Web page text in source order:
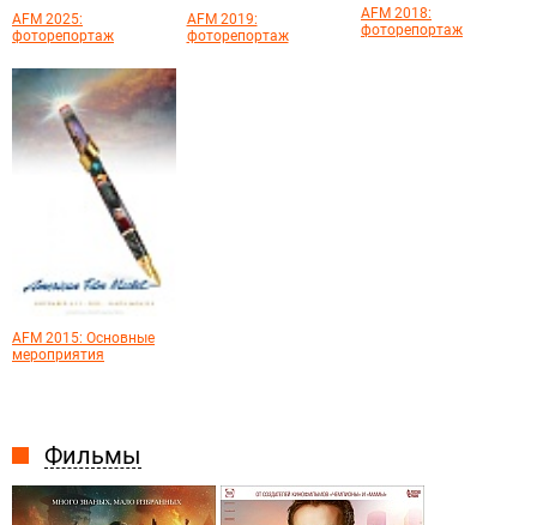
Фильмы
AFM 2025:
фоторепортаж
AFM 2019:
фоторепортаж
AFM 2018:
фоторепортаж
AFM 2015: Основные
мероприятия